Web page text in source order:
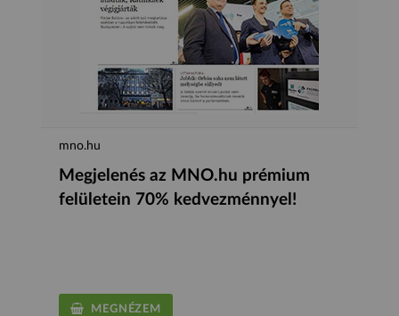
mno.hu
Megjelenés az MNO.hu prémium
felületein 70% kedvezménnyel!
MEGNÉZEM